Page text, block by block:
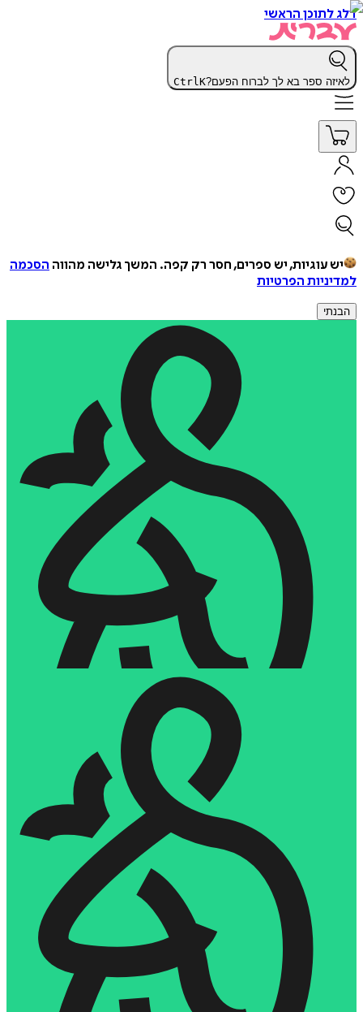
דלג לתוכן הראשי
לאיזה ספר בא לך לברוח הפעם? CtrlK
יש עוגיות, יש ספרים, חסר רק קפה. המשך גלישה מהווה הסכמה
למדיניות הפרטיות
הבנתי